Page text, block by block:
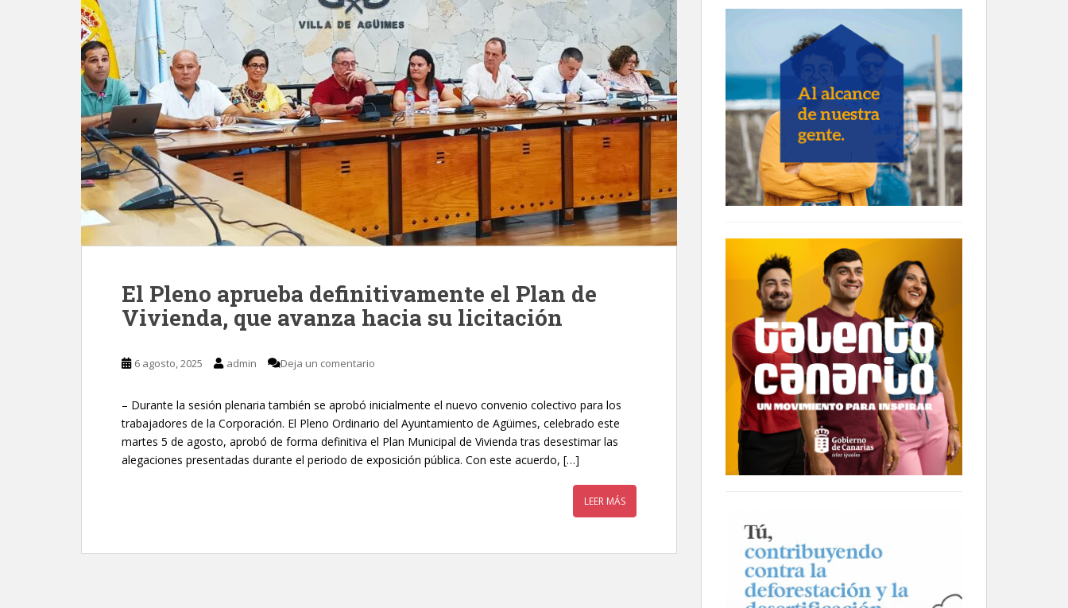
El Pleno aprueba definitivamente el Plan de
Vivienda, que avanza hacia su licitación
6 agosto, 2025 admin Deja un comentario
– Durante la sesión plenaria también se aprobó inicialmente el nuevo convenio colectivo para los
trabajadores de la Corporación. El Pleno Ordinario del Ayuntamiento de Agüimes, celebrado este
martes 5 de agosto, aprobó de forma definitiva el Plan Municipal de Vivienda tras desestimar las
alegaciones presentadas durante el periodo de exposición pública. Con este acuerdo, […]
LEER MÁS